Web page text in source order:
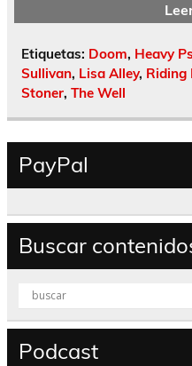
Etiquetas: Doom, Heavy
Sullivan, Lisa Alley, Riding
Stoner, The Well
PayPal
Buscar
Podcast